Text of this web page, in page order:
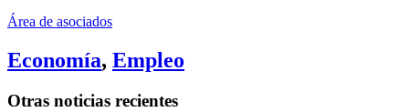
Área de asociados
Economía, Empleo
Otras noticias recientes